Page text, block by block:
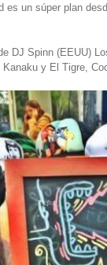
es un súper plan
DJ Spinn (EEUU)
y El Tigre,